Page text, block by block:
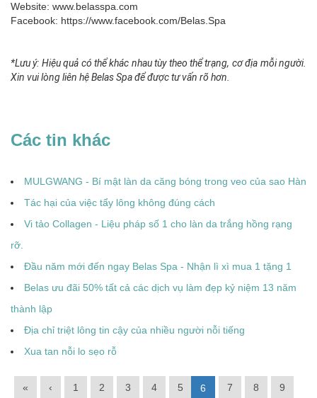
Website: www.belasspa.com
Facebook: https://www.facebook.com/Belas.Spa
*Lưu ý: Hiệu quả có thể khác nhau tùy theo thể trạng, cơ địa mỗi người.
Xin vui lòng liên hệ Belas Spa để được tư vấn rõ hơn.
Các tin khác
MULGWANG - Bí mật làn da căng bóng trong veo của sao Hàn
Tác hại của việc tẩy lông không đúng cách
Vi tảo Collagen - Liệu pháp số 1 cho làn da trắng hồng rạng
rỡ.
Đầu năm mới đến ngay Belas Spa - Nhận lì xì mua 1 tặng 1
Belas ưu đãi 50% tất cả các dịch vụ làm đẹp kỷ niệm 13 năm
thành lập
Địa chỉ triệt lông tin cậy của nhiều người nỗi tiếng
Xua tan nỗi lo sẹo rỗ
« ‹ 1 2 3 4 5 6 7 8 9